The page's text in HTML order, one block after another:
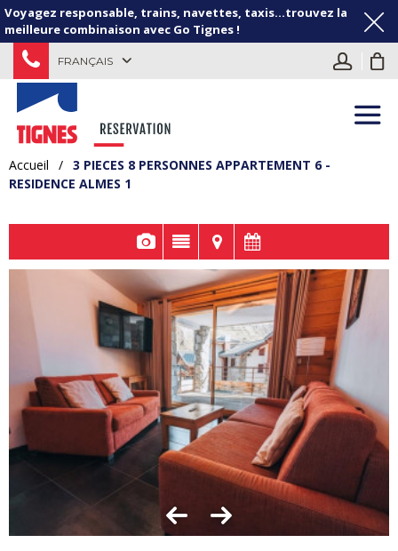
Voyagez responsable, trains, navettes, taxis...trouvez la
meilleure combinaison avec Go Tignes !
FRANÇAIS
Accueil / 3 PIECES 8 PERSONNES APPARTEMENT 6 -
RESIDENCE ALMES 1